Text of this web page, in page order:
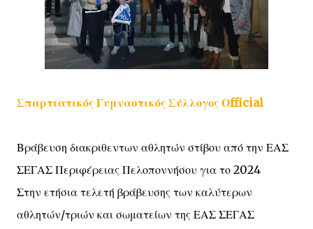
Σπαρτιατικός Γυμναστικός Σύλλογος Οfficial
Βράβευση διακριθεντων αθλητών στίβου από την ΕΑΣ
ΣΕΓΑΣ Περιφέρειας Πελοποννήσου για το 2024
Στην ετήσια τελετή βράβευσης των καλύτερων
αθλητών/τριών και σωματείων της ΕΑΣ ΣΕΓΑΣ